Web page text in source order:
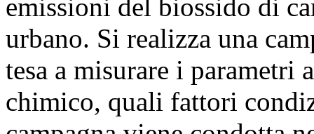
emissioni del biossido di
urbano. Si realizza una
tesa a misurare i
chimico, quali fattori